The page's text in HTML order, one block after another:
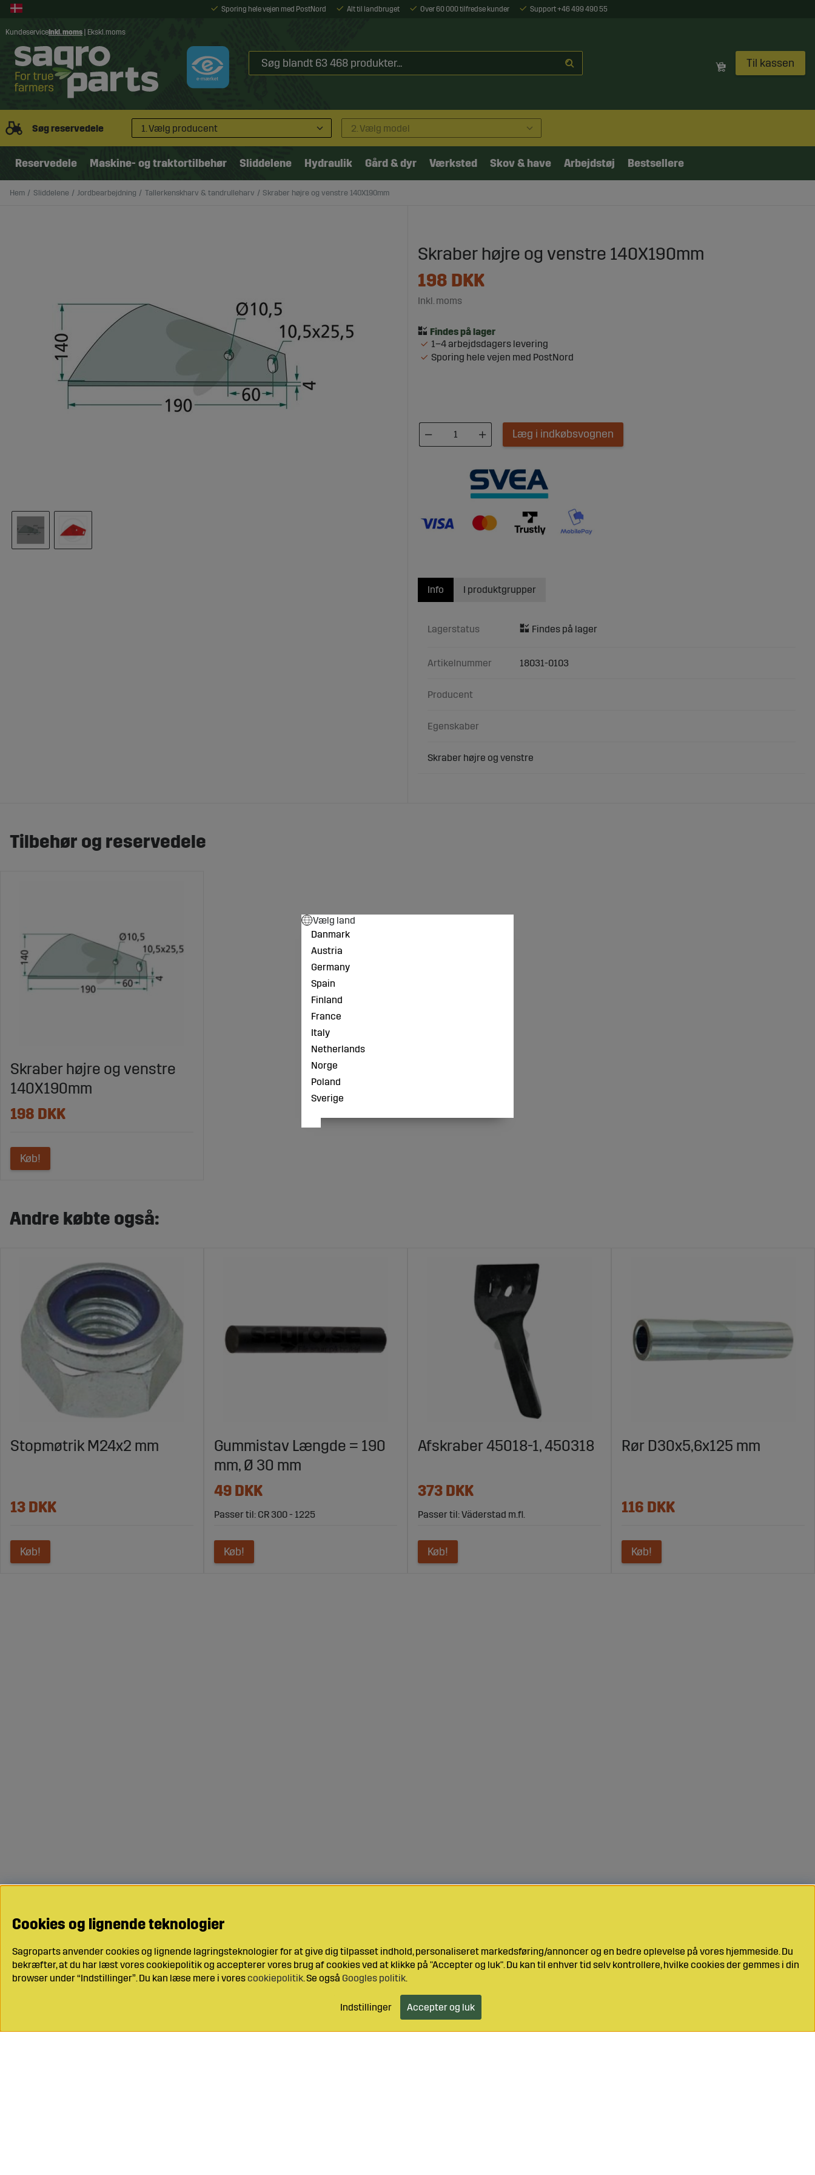
Sporing hele vejen med PostNord Alt til landbruget Over 60 000 tilfredse kunder Support +46 499 490 55
Kundeservice Inkl. moms Ekskl. moms
Til kassen
Søg reservedele 1. Vælg producent 2. Vælg model
Reservedele Maskine- og traktortilbehør Sliddelene Hydraulik Gård & dyr Værksted Skov & have Arbejdstøj Bestsellere
Hem Sliddelene Jordbearbejdning Tallerkenskharv & tandrulleharv Skraber højre og venstre 140X190mm
Skraber højre og venstre 140X190mm
198 DKK
Inkl. moms
1–4 arbejdsdagers levering
Sporing hele vejen med PostNord
Læg i indkøbsvognen
Info
Lagerstatus
Artikelnummer 18031-0103
Producent
Egenskaber
Skraber højre og venstre
I produktgrupper
Tilbehør og reservedele
Skraber højre og venstre
140X190mm
198 DKK
Køb!
Andre købte også:
Stopmøtrik M24x2 mm
13 DKK
Køb!
Gummistav Længde = 190
mm, Ø 30 mm
49 DKK
Passer til: CR 300 - 1225
Køb!
Afskraber 45018-1, 450318
373 DKK
Passer til: Väderstad m.fl.
Køb!
Rør D30x5,6x125 mm
116 DKK
Køb!
Cookies og lignende teknologier
Sagroparts anvender cookies og lignende lagringsteknologier for at give dig tilpasset indhold, personaliseret markedsføring/annoncer og en bedre oplevelse på vores hjemmeside. Du
bekræfter, at du har læst vores cookiepolitik og accepterer vores brug af cookies ved at klikke på "Accepter og luk". Du kan til enhver tid selv kontrollere, hvilke cookies der gemmes i din
browser under “Indstillinger”. Du kan læse mere i vorescookiepolitik. Se også Googles politik.
Indstillinger Accepter og luk
Vælg land
Danmark
Austria
Germany
Spain
Finland
France
Italy
Netherlands
Norge
Poland
Sverige